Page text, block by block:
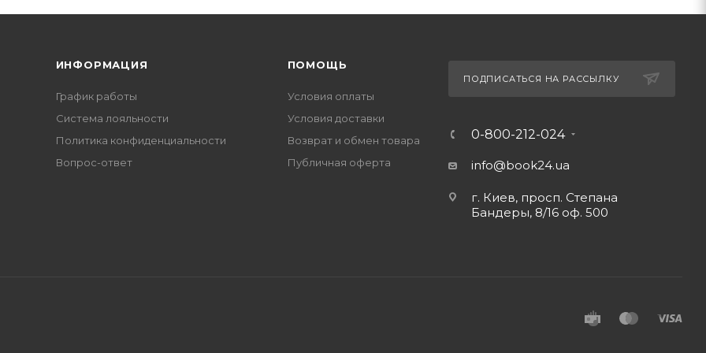
ИНФОРМАЦИЯ
График работы
Система лояльности
Политика конфиденциальности
Вопрос-ответ
ПОМОЩЬ
Условия оплаты
Условия доставки
Возврат и обмен товара
Публичная оферта
ПОДПИСАТЬСЯ НА РАССЫЛКУ
0-800-212-024
info@book24.ua
г. Киев, просп. Степана
Бандеры, 8/16 оф. 500